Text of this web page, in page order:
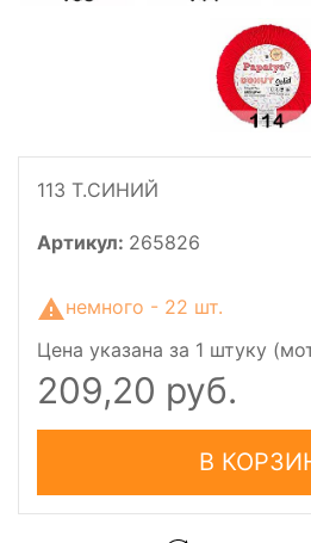
113 Т.СИНИЙ
Артикул: 265826
Цена указана за 1 штуку
немного - 22 шт.
209,20 руб.
В